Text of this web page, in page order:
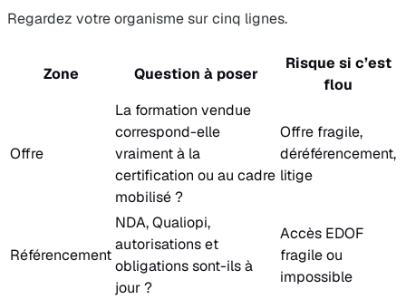
Regardez votre organisme sur cinq lignes.
Zone Question à poser
Risque si c’est
flou
Offre
La formation vendue
correspond-elle
vraiment à la
certification ou au cadre
mobilisé ?
Offre fragile,
déréférencement,
litige
Référencement
NDA, Qualiopi,
autorisations et
obligations sont-ils à
jour ?
Accès EDOF
fragile ou
impossible